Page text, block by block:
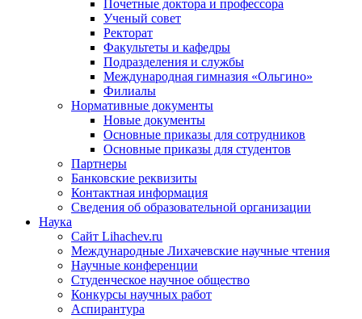
Почетные доктора и профессора
Ученый совет
Ректорат
Факультеты и кафедры
Подразделения и службы
Международная гимназия «Ольгино»
Филиалы
Нормативные документы
Новые документы
Основные приказы для сотрудников
Основные приказы для студентов
Партнеры
Банковские реквизиты
Контактная информация
Сведения об образовательной организации
Наука
Сайт Lihachev.ru
Международные Лихачевские научные чтения
Научные конференции
Студенческое научное общество
Конкурсы научных работ
Аспирантура